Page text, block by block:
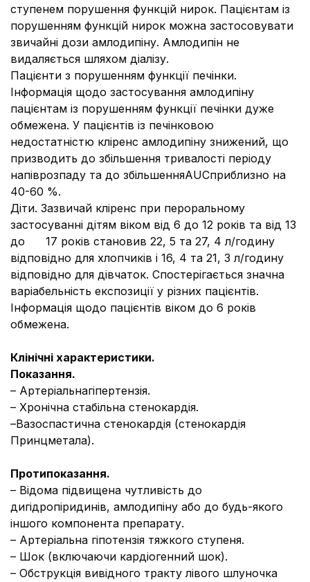
ступенем порушення функцій нирок. Пацієнтам із
порушенням функцій нирок можна застосовувати
звичайні дози амлодипіну. Амлодипін не
видаляється шляхом діалізу.
Пацієнти з порушенням функції печінки.
Інформація щодо застосування амлодипіну
пацієнтам із порушенням функції печінки дуже
обмежена. У пацієнтів із печінковою
недостатністю кліренс амлодипіну знижений, що
призводить до збільшення тривалості періоду
напіврозпаду та до збільшенняAUCприблизно на
40-60 %.
Діти. Зазвичай кліренс при пероральному
застосуванні дітям віком від 6 до 12 років та від 13
до 17 років становив 22, 5 та 27, 4 л/годину
відповідно для хлопчиків і 16, 4 та 21, 3 л/годину
відповідно для дівчаток. Спостерігається значна
варіабельність експозиції у різних пацієнтів.
Інформація щодо пацієнтів віком до 6 років
обмежена.
Клінічні характеристики.
Показання.
– Артеріальнагіпертензія.
– Хронічна стабільна стенокардія.
–Вазоспастична стенокардія (стенокардія
Принцметала).
Протипоказання.
– Відома підвищена чутливість до
дигідропіридинів, амлодипіну або до будь-якого
іншого компонента препарату.
– Артеріальна гіпотензія тяжкого ступеня.
– Шок (включаючи кардіогенний шок).
– Обструкція вивідного тракту лівого шлуночка